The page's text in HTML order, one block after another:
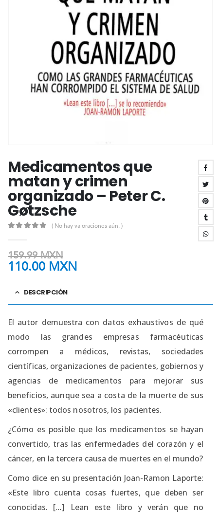
Medicamentos que
matan y crimen
organizado – Peter C.
Gøtzsche
( No hay valoraciones aún. )
159.99MXN
110.00 MXN
DESCRIPCIÓN
El autor demuestra con datos exhaustivos de qué
modo las grandes empresas farmacéuticas
corrompen a médicos, revistas, sociedades
científicas, organizaciones de pacientes, gobiernos y
agencias de medicamentos para mejorar sus
beneficios, aunque sea a costa de la muerte de sus
«clientes»: todos nosotros, los pacientes.
¿Cómo es posible que los medicamentos se hayan
convertido, tras las enfermedades del corazón y el
cáncer, en la tercera causa de muertes en el mundo?
Como dice en su presentación Joan-Ramon Laporte:
«Este libro cuenta cosas fuertes, que deben ser
conocidas. […] Lean este libro y verán que no